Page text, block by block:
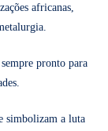
africanas,
pronto para
simbolizam a luta